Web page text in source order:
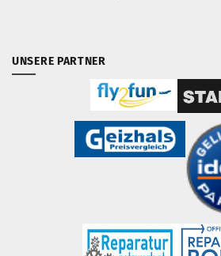
UNSERE PARTNER